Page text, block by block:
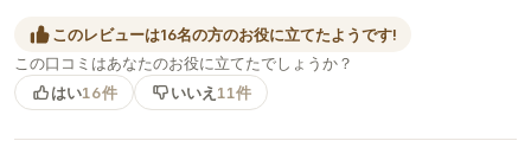
このレビューは16名の方のお役に立てたようです!
この口コミはあなたのお役に立てたでしょうか？
はい16件 いいえ 11件